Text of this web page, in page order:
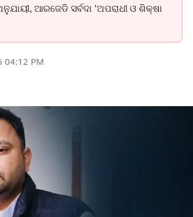
ଆରଜେଡି ସର୍ବଦା ‘ଅପରାଧୀ ଓ ଶିକ୍ଷା
04:12 PM